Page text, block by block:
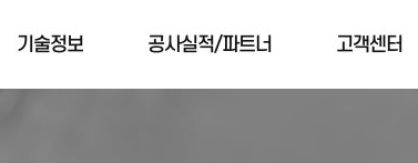
기술정보 공사실적/파트너 고객센터